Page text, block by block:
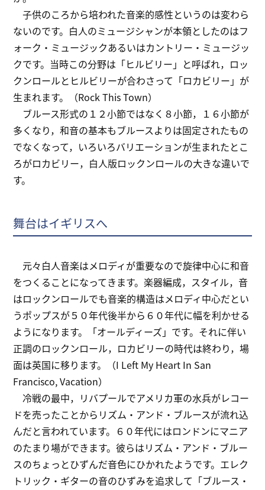
子供のころから培われた音楽的感性というのは変わら
ないのです。白人のミュージシャンが本領としたのはフ
ォーク・ミュージックあるいはカントリー・ミュージッ
クです。当時この分野は「ヒルビリー」と呼ばれ，ロッ
クンロールとヒルビリーが合わさって「ロカビリー」が
生まれます。（Rock This Town）
ブルース形式の１２小節ではなく８小節，１６小節が
多くなり，和音の基本もブルースよりは固定されたもの
でなくなって，いろいろバリエーションが生まれたとこ
ろがロカビリー，白人版ロックンロールの大きな違いで
す。
舞台はイギリスへ
元々白人音楽はメロディが重要なので旋律中心に和音
をつくることになってきます。楽器編成，スタイル，音
はロックンロールでも音楽的構造はメロディ中心だとい
うポップスが５０年代後半から６０年代に幅を利かせる
ようになります。「オールディーズ」です。それに伴い
正調のロックンロール，ロカビリーの時代は終わり，場
面は英国に移ります。（I Left My Heart In San
Francisco, Vacation）
冷戦の最中，リバプールでアメリカ軍の水兵がレコー
ドを売ったことからリズム・アンド・ブルースが流れ込
んだと言われています。６０年代にはロンドンにマニア
のたまり場ができます。彼らはリズム・アンド・ブルー
スのちょっとひずんだ音色にひかれたようです。エレク
トリック・ギターの音のひずみを追求して「ブルース・